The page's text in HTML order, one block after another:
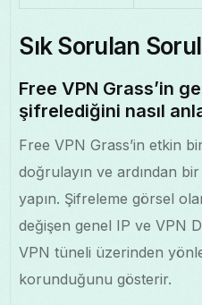
Sık Sorulan
Free VPN Grass’in
şifrelediğini nasıl
Free VPN Grass’in etkin
doğrulayın ve ardından bir
yapın. Şifreleme görsel
değişen genel IP ve VPN
VPN tüneli üzerinden
korunduğunu gösterir.